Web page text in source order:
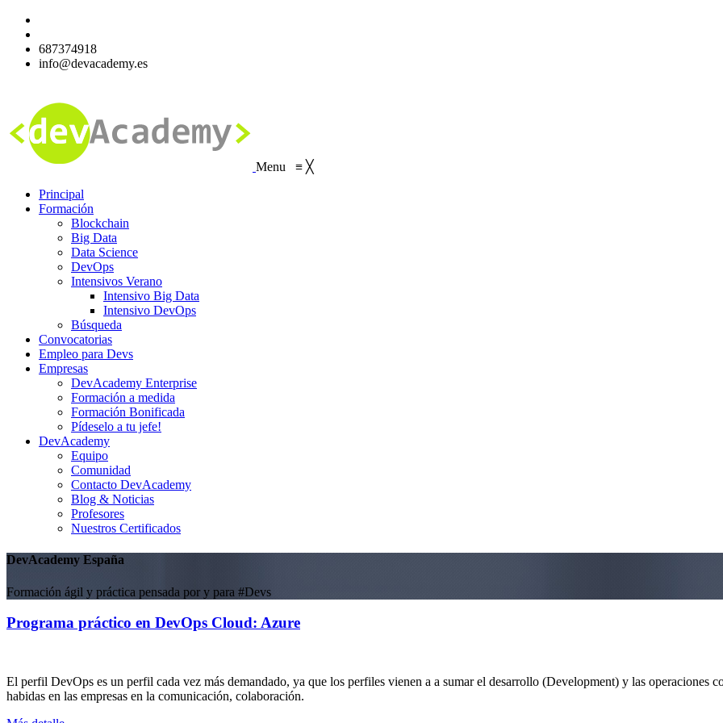
687374918
info@devacademy.es
Menu ≡ ╳
Principal
Formación
Blockchain
Big Data
Data Science
DevOps
Intensivos Verano
Intensivo Big Data
Intensivo DevOps
Búsqueda
Convocatorias
Empleo para Devs
Empresas
DevAcademy Enterprise
Formación a medida
Formación Bonificada
Pídeselo a tu jefe!
DevAcademy
Equipo
Comunidad
Contacto DevAcademy
Blog & Noticias
Profesores
Nuestros Certificados
DevAcademy España
Formación ágil y práctica pensada por y para #Devs
Programa práctico en DevOps Cloud: Azure
El perfil DevOps es un perfil cada vez más demandado, ya que los perfiles vienen a a sumar el desarrollo (Development) y las operaciones
habidas en las empresas en la comunicación, colaboración.